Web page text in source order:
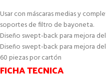
Usar con máscaras medias y
soportes de filtro de bayoneta.
Diseño swept-back para mejora
Diseño swept-back para mejora
60 piezas por cartón
FICHA TECNICA